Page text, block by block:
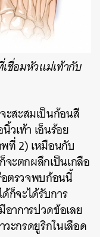
ชื่อมหัวแม่เท้ากับ
ะสะสมเป็นก้อนสี
วเท้า เอ็นร้อย
ที่ 2) เหมือนกับ
จะตกผลึกเป็นเกลือ
ตรวจพบก้อนนี้
ก็จะได้รับการ
อาการปวดข้อเลย
ะกรดยูริกในเลือด